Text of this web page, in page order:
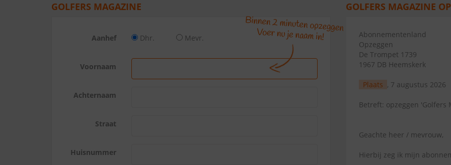
GOLFERS MAGAZINE
Aanhef Dhr. Mevr.
Voornaam
Achternaam
Straat
Huisnummer
GOLFERS MAGAZINE
Abonnementenland
Opzeggen
De Trompet 1739
1967 DB Heemskerk
Plaats , 7 augustus 2026
Betreft: opzeggen 'Golfers
Geachte heer / mevrouw,
Hierbij zeg ik mijn